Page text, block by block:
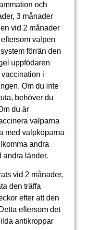
och
3 månader
vid 2 månader
valpen
förrän den
uppfödaren
i
Om du inte
behöver du
du är
valparna
med valpköparna
andra
andra länder.
vid 2 månader,
den träffa
efter att den
eftersom det
antikroppar